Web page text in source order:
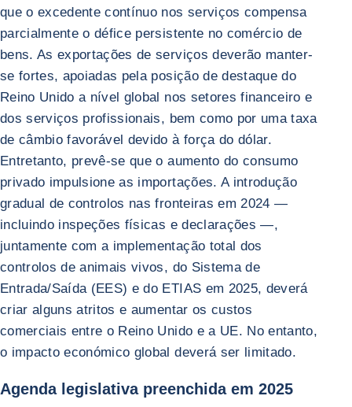
que o excedente contínuo nos serviços compensa
parcialmente o défice persistente no comércio de
bens. As exportações de serviços deverão manter-
se fortes, apoiadas pela posição de destaque do
Reino Unido a nível global nos setores financeiro e
dos serviços profissionais, bem como por uma taxa
de câmbio favorável devido à força do dólar.
Entretanto, prevê-se que o aumento do consumo
privado impulsione as importações. A introdução
gradual de controlos nas fronteiras em 2024 —
incluindo inspeções físicas e declarações —,
juntamente com a implementação total dos
controlos de animais vivos, do Sistema de
Entrada/Saída (EES) e do ETIAS em 2025, deverá
criar alguns atritos e aumentar os custos
comerciais entre o Reino Unido e a UE. No entanto,
o impacto económico global deverá ser limitado.
Agenda legislativa preenchida em 2025